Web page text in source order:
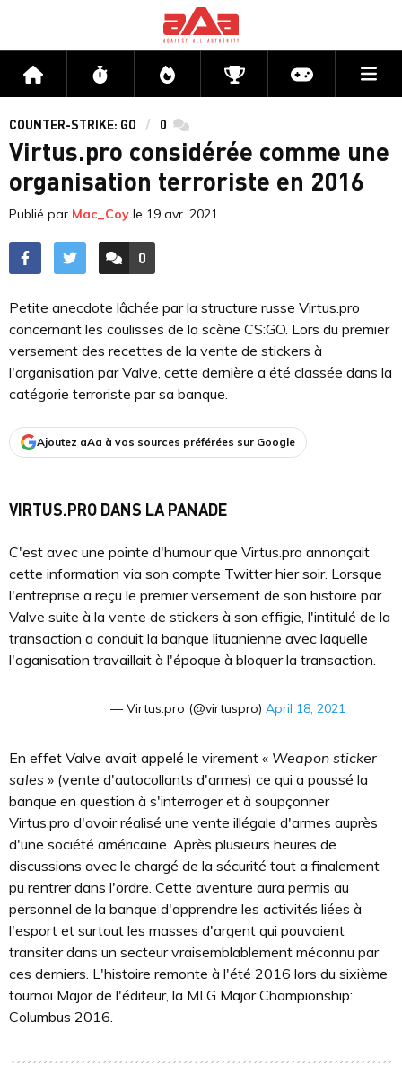
Accueil Flux Directs CompétitionsActu jeux
COUNTER-STRIKE: GO 0 commentaires
Virtus.pro considérée comme une
organisation terroriste en 2016
Publié par Mac_Coy le 19 avr. 2021
ACCÉDER AUX
0
COMMENTAIRES
Petite anecdote lâchée par la structure russe Virtus.pro
concernant les coulisses de la scène CS:GO. Lors du premier
versement des recettes de la vente de stickers à
l'organisation par Valve, cette dernière a été classée dans la
catégorie terroriste par sa banque.
Ajoutez aAa à vos sources préférées sur Google
VIRTUS.PRO DANS LA PANADE
C'est avec une pointe d'humour que Virtus.pro annonçait
cette information via son compte Twitter hier soir. Lorsque
l'entreprise a reçu le premier versement de son histoire par
Valve suite à la vente de stickers à son effigie, l'intitulé de la
transaction a conduit la banque lituanienne avec laquelle
l'oganisation travaillait à l'époque à bloquer la transaction.
— Virtus.pro (@virtuspro) April 18, 2021
En effet Valve avait appelé le virement « Weapon sticker
sales » (vente d'autocollants d'armes) ce qui a poussé la
banque en question à s'interroger et à soupçonner
Virtus.pro d'avoir réalisé une vente illégale d'armes auprès
d'une société américaine. Après plusieurs heures de
discussions avec le chargé de la sécurité tout a finalement
pu rentrer dans l'ordre. Cette aventure aura permis au
personnel de la banque d'apprendre les activités liées à
l'esport et surtout les masses d'argent qui pouvaient
transiter dans un secteur vraisemblablement méconnu par
ces derniers. L'histoire remonte à l'été 2016 lors du sixième
tournoi Major de l'éditeur, la MLG Major Championship:
Columbus 2016.